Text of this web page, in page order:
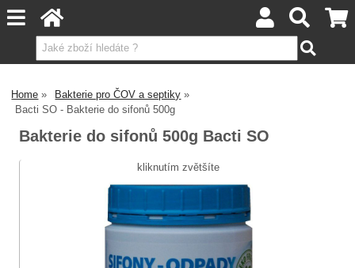
Home
Bakterie pro ČOV a septiky
Bacti SO - Bakterie do sifonů 500g
Bakterie do sifonů 500g Bacti SO
kliknutím zvětšíte